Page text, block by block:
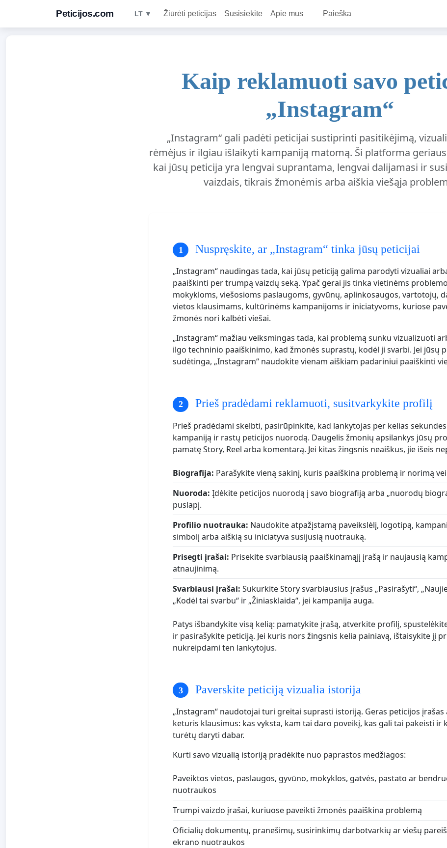
Peticijos.com LT ▼ Žiūrėti peticijas Susisiekite Apie mus Paieška
Kaip reklamuoti savo
„Instagram“
„Instagram“ gali padėti peticijai sustiprinti pasitikėjimą,
rėmėjus ir ilgiau išlaikyti kampaniją matomą. Ši platforma
kai jūsų peticija yra lengvai suprantama, lengvai dalijamasi ir
vaizdais, tikrais žmonėmis arba aiškia viešąja
Nuspręskite, ar „Instagram“ tinka jūsų peticijai
„Instagram“ naudingas tada, kai jūsų peticiją galima parodyti vizualiai
paaiškinti per trumpą vaizdų seką. Ypač gerai jis tinka vietinėms
mokykloms, viešosioms paslaugoms, gyvūnų, aplinkosaugos, vartotojų,
vietos klausimams, kultūrinėms kampanijoms ir iniciatyvoms, kuriose
žmonės nori kalbėti viešai.
„Instagram“ mažiau veiksmingas tada, kai problemą sunku vizualizuoti
ilgo techninio paaiškinimo, kad žmonės suprastų, kodėl ji svarbi. Jei jūsų
sudėtinga, „Instagram“ naudokite vienam aiškiam padariniui paaiškinti
Prieš pradėdami reklamuoti, susitvarkykite profilį
Prieš pradėdami skelbti, pasirūpinkite, kad lankytojas per kelias
kampaniją ir rastų peticijos nuorodą. Daugelis žmonių apsilankys jūsų
pamatę Story, Reel arba komentarą. Jei kitas žingsnis neaiškus, jie išeis
Biografija: Parašykite vieną sakinį, kuris paaiškina problemą ir norimą
Nuoroda: Įdėkite peticijos nuorodą į savo biografiją arba „nuorodų
puslapį.
Profilio nuotrauka: Naudokite atpažįstamą paveikslėlį, logotipą,
simbolį arba aiškią su iniciatyva susijusią nuotrauką.
Prisegti įrašai: Prisekite svarbiausią paaiškinamąjį įrašą ir naujausią
atnaujinimą.
Svarbiausi įrašai: Sukurkite Story svarbiausius įrašus „Pasirašyti“,
„Kodėl tai svarbu“ ir „Žiniasklaida“, jei kampanija auga.
Patys išbandykite visą kelią: pamatykite įrašą, atverkite profilį,
ir pasirašykite peticiją. Jei kuris nors žingsnis kelia painiavą, ištaisykite jį
nukreipdami ten lankytojus.
Paverskite peticiją vizualia istorija
„Instagram“ naudotojai turi greitai suprasti istoriją. Geras peticijos įrašas
keturis klausimus: kas vyksta, kam tai daro poveikį, kas gali tai pakeisti ir
turėtų daryti dabar.
Kurti savo vizualią istoriją pradėkite nuo paprastos medžiagos:
Paveiktos vietos, paslaugos, gyvūno, mokyklos, gatvės, pastato ar
nuotraukos
Trumpi vaizdo įrašai, kuriuose paveikti žmonės paaiškina problemą
Oficialių dokumentų, pranešimų, susirinkimų darbotvarkių ar viešų
ekrano nuotraukos